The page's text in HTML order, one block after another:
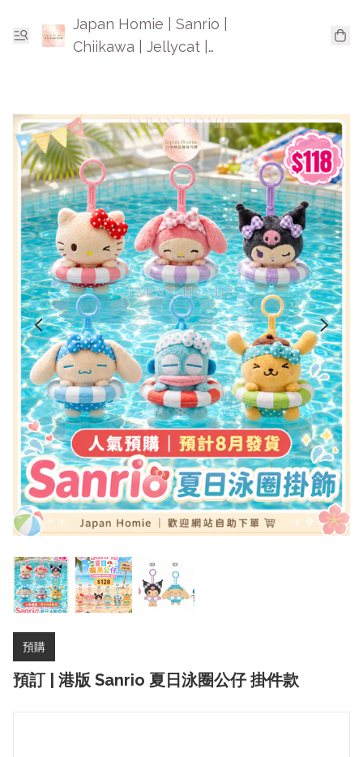
Japan Homie | Sanrio |
Chiikawa | Jellycat |
預購
預訂 | 港版 Sanrio 夏日泳圈公仔 掛件款